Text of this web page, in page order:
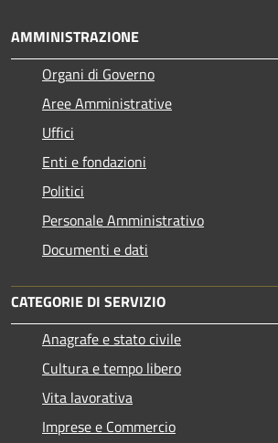
AMMINISTRAZIONE
Organi di Governo
Aree Amministrative
Uffici
Enti e fondazioni
Politici
Personale Amministrativo
Documenti e dati
CATEGORIE DI SERVIZIO
Anagrafe e stato civile
Cultura e tempo libero
Vita lavorativa
Imprese e Commercio